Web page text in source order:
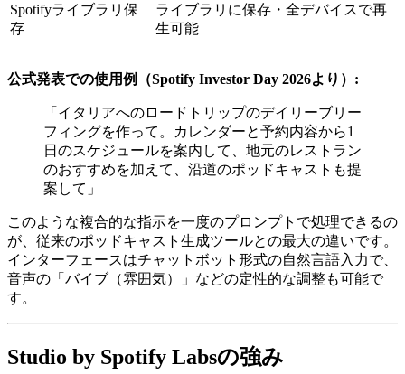
Spotifyライブラリ保
存
ライブラリに保存・全デバイスで再
生可能
公式発表での使用例（Spotify Investor Day 2026より）:
「イタリアへのロードトリップのデイリーブリー
フィングを作って。カレンダーと予約内容から1
日のスケジュールを案内して、地元のレストラン
のおすすめを加えて、沿道のポッドキャストも提
案して」
このような複合的な指示を一度のプロンプトで処理できるの
が、従来のポッドキャスト生成ツールとの最大の違いです。
インターフェースはチャットボット形式の自然言語入力で、
音声の「バイブ（雰囲気）」などの定性的な調整も可能で
す。
Studio by Spotify Labsの強み